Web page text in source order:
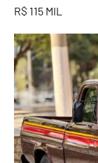
R$ 115 MIL